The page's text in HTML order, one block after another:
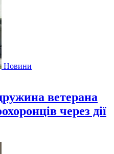
Новини
ветерана
через дії